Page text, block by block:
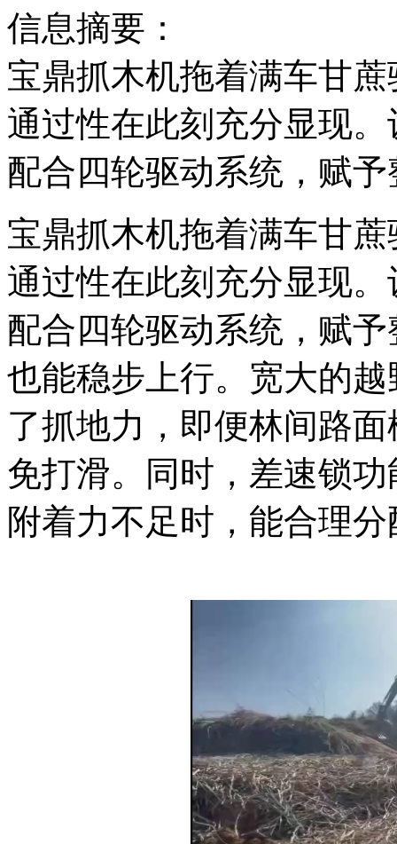
信息摘要：
宝鼎抓木机拖着满车甘
通过性在此刻充分显现
配合四轮驱动系统，赋
宝鼎抓木机拖着满车甘
通过性在此刻充分显现
配合四轮驱动系统，赋
也能稳步上行。宽大的
了抓地力，即便林间路
免打滑。同时，差速锁
附着力不足时，能合理